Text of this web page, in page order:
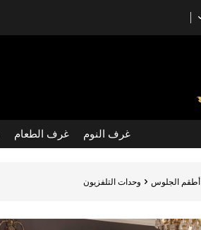
غرف النوم غرف الطعام
أطقم الجلوس وحدات التلفزيون